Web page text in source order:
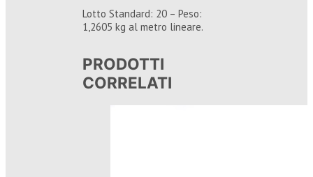
Lotto Standard: 20 – Peso:
1,2605 kg al metro lineare.
PRODOTTI
CORRELATI